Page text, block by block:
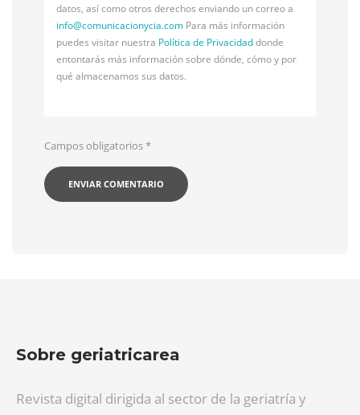
datos, así como otros derechos enviando un correo a
info@comunicacionycia.com Para más información
puedes visitar nuestra Política de Privacidaddonde
entontarás más información sobre dónde, cómo y por
qué almacenamos sus datos.
Campos obligatorios*
Sobre geriatricarea
Revista digital dirigida al sector de la geriatría y